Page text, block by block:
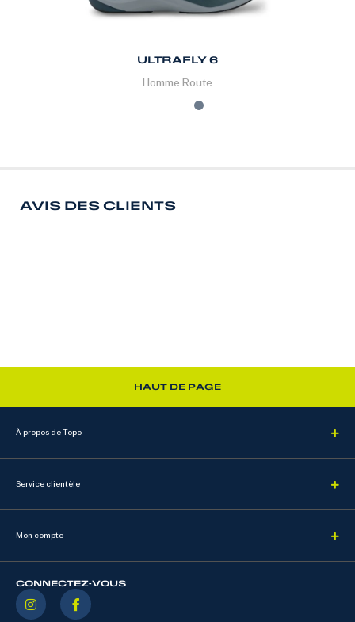
ULTRAFLY 6
Homme Route
AVIS DES CLIENTS
HAUT DE PAGE
À propos de Topo
Service clientèle
Mon compte
CONNECTEZ-VOUS